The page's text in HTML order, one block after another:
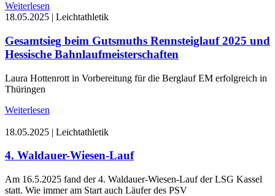
Weiterlesen
18.05.2025 | Leichtathletik
Gesamtsieg beim Gutsmuths Rennsteiglauf 2025 und
Hessische Bahnlaufmeisterschaften
Laura Hottenrott in Vorbereitung für die Berglauf EM erfolgreich in
Thüringen
Weiterlesen
18.05.2025 | Leichtathletik
4. Waldauer-Wiesen-Lauf
Am 16.5.2025 fand der 4. Waldauer-Wiesen-Lauf der LSG Kassel
statt. Wie immer am Start auch Läufer des PSV